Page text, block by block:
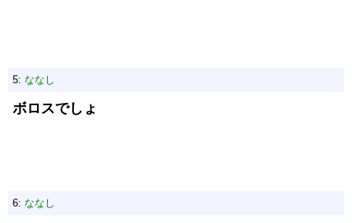
5: ななし
ボロスでしょ
6: ななし